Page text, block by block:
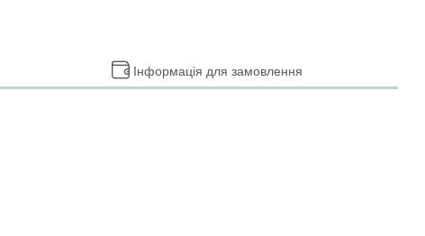
Інформація для замовлення